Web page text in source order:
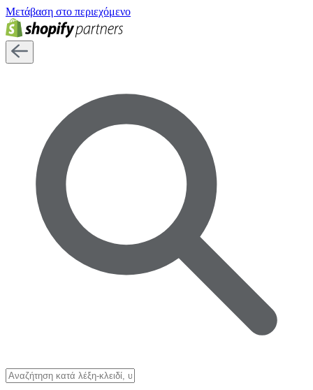
Μετάβαση στο περιεχόμενο